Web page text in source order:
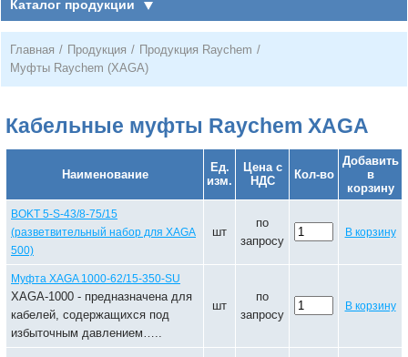
Каталог продукции
Главная / Продукция / Продукция Raychem /
Муфты Raychem (XAGA)
Кабельные муфты Raychem XAGA
Наименование
Ед.
изм.
Цена с
НДС
Кол-во
Добавить
в
корзину
BOKT 5-S-43/8-75/15
(разветвительный набор для XAGA
500)
шт
по
запросу
В корзину
Муфта XAGA 1000-62/15-350-SU
XAGA-1000 - предназначена для
кабелей, содержащихся под
избыточным давлением…..
шт
по
запросу
В корзину